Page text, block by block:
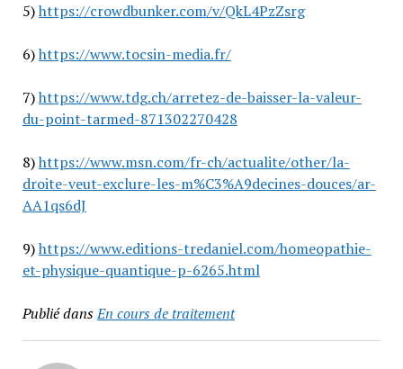
5)https://crowdbunker.com/v/QkL4PzZsrg
6)https://www.tocsin-media.fr/
7)https://www.tdg.ch/arretez-de-baisser-la-valeur-
du-point-tarmed-871302270428
8)https://www.msn.com/fr-ch/actualite/other/la-
droite-veut-exclure-les-m%C3%A9decines-douces/ar-
AA1qs6dJ
9)https://www.editions-tredaniel.com/homeopathie-
et-physique-quantique-p-6265.html
Publié dansEn cours de traitement